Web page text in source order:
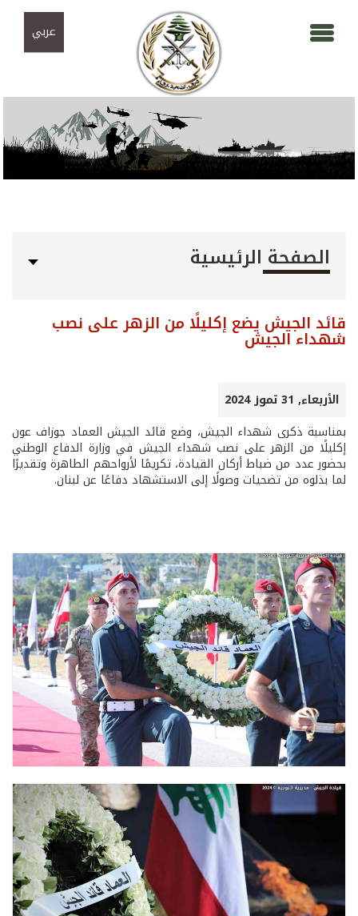
عربي
الصفحة الرئيسية
قائد الجيش يضع إكليلًا من الزهر على نصب
شهداء الجيش
الأربعاء, 31 تموز 2024
بمناسبة ذكرى شهداء الجيش، وضع قائد الجيش العماد جوزاف عون
إكليلًا من الزهر على نصب شهداء الجيش في وزارة الدفاع الوطني
بحضور عدد من ضباط أركان القيادة، تكريمًا لأرواحهم الطاهرة وتقديرًا
لما بذلوه من تضحيات وصولًا إلى الاستشهاد دفاعًا عن لبنان.